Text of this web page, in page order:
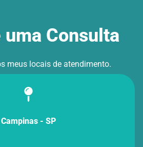
uma Consulta
meus locais de atendimento.
Campinas - SP